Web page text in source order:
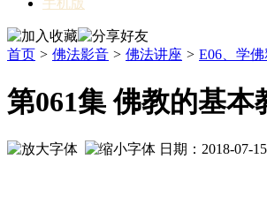
首页 > 佛法影音 > 佛法讲座 > E06、学佛
第061集 佛教的基
日期：2018-07-